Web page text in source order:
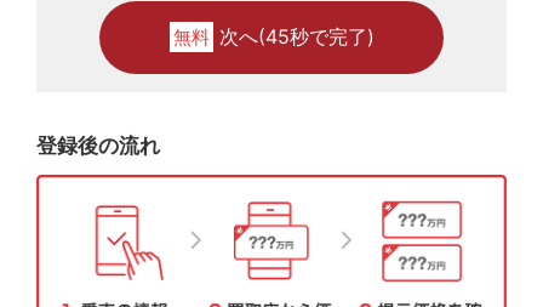
無料 次へ(45秒で完了)
登録後の流れ